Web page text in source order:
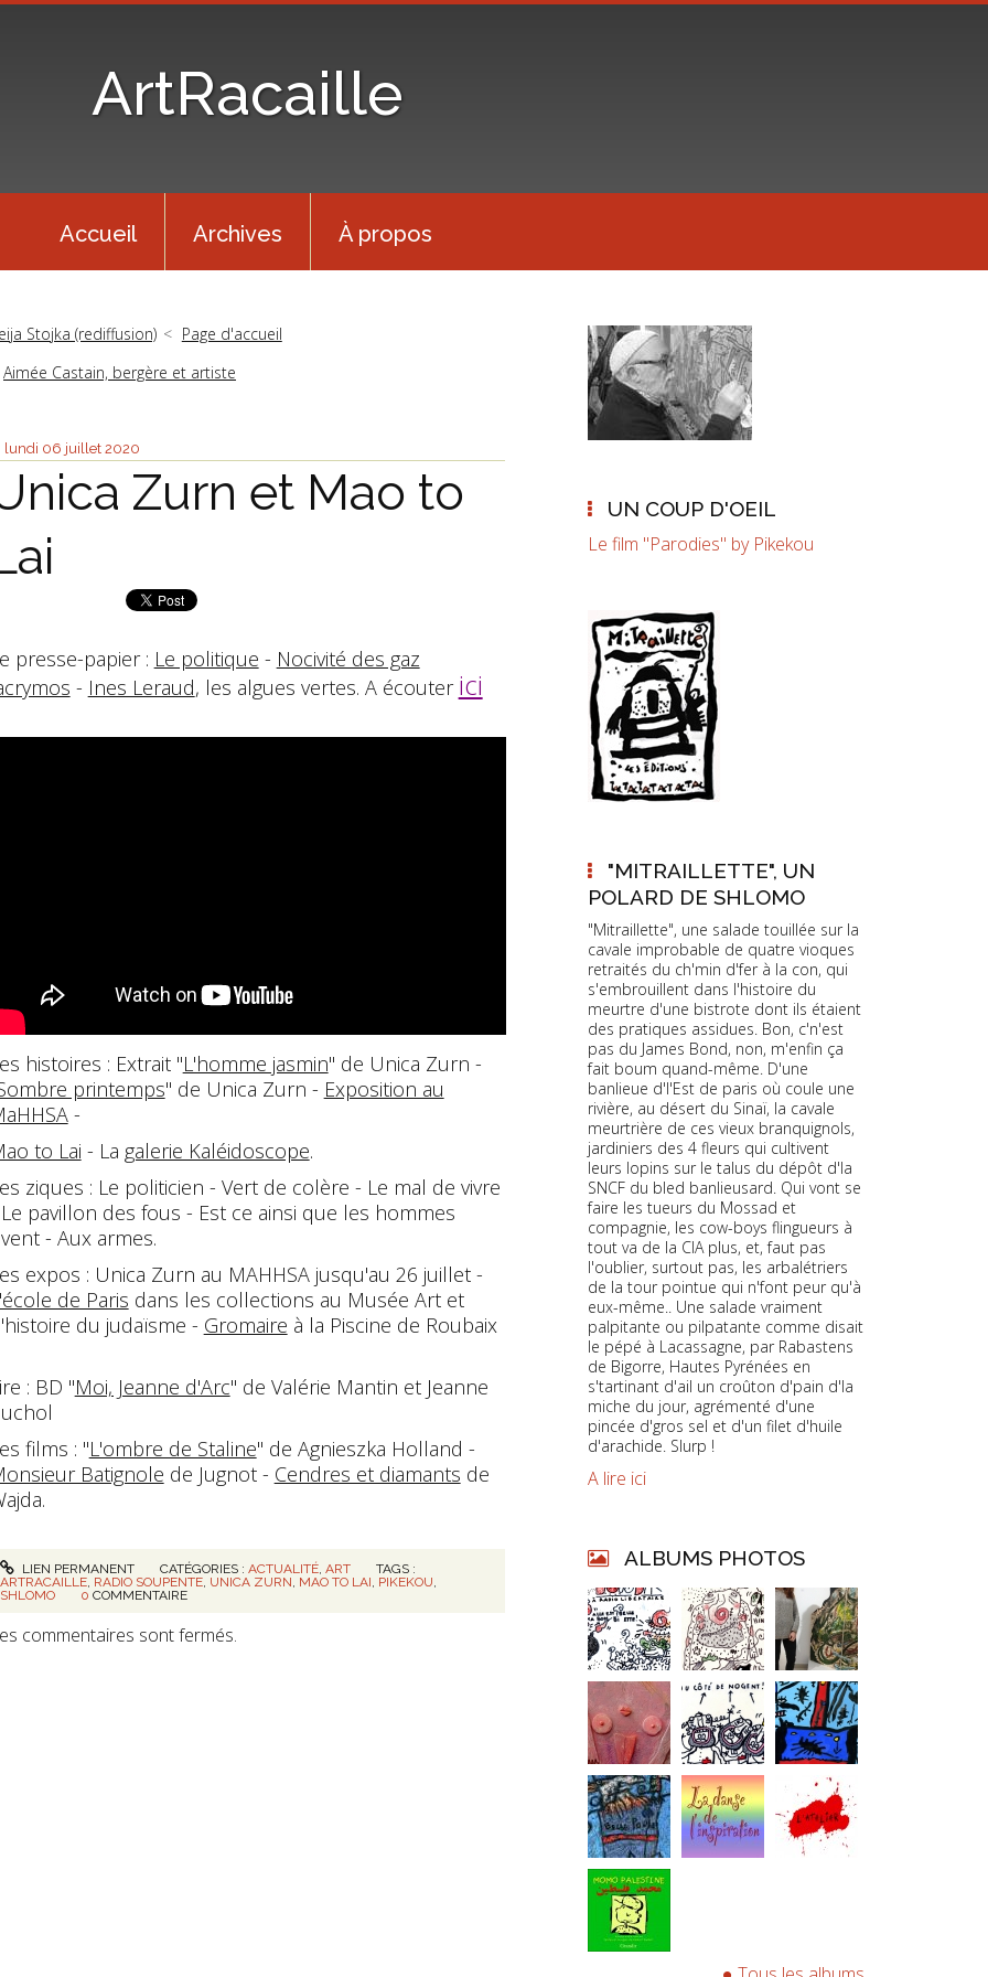
ArtRacaille
Accueil Archives À propos
Stojka (rediffusion)
Page d'accueil
Aimée Castain, bergère et artiste
lundi 06 juillet 2020
Zurn et Mao to
presse-papier : Le politique - Nocivité des gaz
- Ines Leraud, les algues vertes. A écouter ici
histoires : Extrait "L'homme jasmin" de Unica Zurn -
printemps" de Unica Zurn - Exposition au
-
to Lai - La galerie Kaléidoscope.
ziques : Le politicien - Vert de colère - Le mal de vivre
pavillon des fous - Est ce ainsi que les hommes
- Aux armes.
expos : Unica Zurn au MAHHSA jusqu'au 26 juillet -
de Paris dans les collections au Musée Art et
du judaïsme - Gromaire à la Piscine de Roubaix
: BD "Moi, Jeanne d'Arc" de Valérie Mantin et Jeanne
films : "L'ombre de Staline" de Agnieszka Holland -
Batignole de Jugnot - Cendres et diamants de
LIEN PERMANENT CATÉGORIES :ACTUALITÉ ,ART
TAGS :
ARTRACAILLE, RADIO SOUPENTE, UNICA ZURN MAO TO LAI PIKEKOU
SHLOMO
0 COMMENTAIRE
commentaires sont fermés.
UN COUP D'OEIL
Le film "Parodies" by Pikekou
"MITRAILLETTE", UN
POLARD DE SHLOMO
"Mitraillette", une salade touillée sur la
cavale improbable de quatre vioques
retraités du ch'min d'fer à la con, qui
s'embrouillent dans l'histoire du
meurtre d'une bistrote dont ils étaient
des pratiques assidues. Bon, c'n'est
pas du James Bond, non, m'enfin ça
fait boum quand-même. D'une
banlieue d'l'Est de paris où coule une
rivière, au désert du Sinaï, la cavale
meurtrière de ces vieux branquignols,
jardiniers des 4 fleurs qui cultivent
leurs lopins sur le talus du dépôt d'la
SNCF du bled banlieusard. Qui vont se
faire les tueurs du Mossad et
compagnie, les cow-boys flingueurs à
tout va de la CIA plus, et, faut pas
l'oublier, surtout pas, les arbalétriers
de la tour pointue qui n'font peur qu'à
eux-même.. Une salade vraiment
palpitante ou pilpatante comme disait
le pépé à Lacassagne, par Rabastens
de Bigorre, Hautes Pyrénées en
s'tartinant d'ail un croûton d'pain d'la
miche du jour, agrémenté d'une
pincée d'gros sel et d'un filet d'huile
d'arachide. Slurp !
A lire ici
ALBUMS PHOTOS